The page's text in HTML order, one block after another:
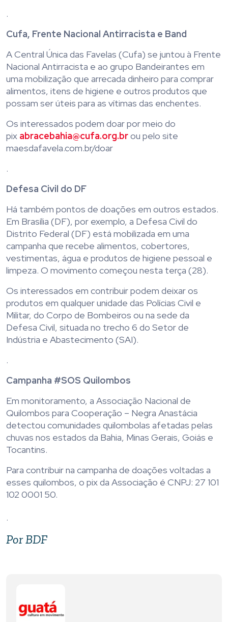
.
Cufa, Frente Nacional Antirracista e Band
A Central Única das Favelas (Cufa) se juntou à Frente
Nacional Antirracista e ao grupo Bandeirantes em
uma mobilização que arrecada dinheiro para comprar
alimentos, itens de higiene e outros produtos que
possam ser úteis para as vítimas das enchentes.
Os interessados podem doar por meio do
pix abracebahia@cufa.org.brou pelo site
maesdafavela.com.br/doar
.
Defesa Civil do DF
Há também pontos de doações em outros estados.
Em Brasília (DF), por exemplo, a Defesa Civil do
Distrito Federal (DF) está mobilizada em uma
campanha que recebe alimentos, cobertores,
vestimentas, água e produtos de higiene pessoal e
limpeza. O movimento começou nesta terça (28).
Os interessados em contribuir podem deixar os
produtos em qualquer unidade das Polícias Civil e
Militar, do Corpo de Bombeiros ou na sede da
Defesa Civil, situada no trecho 6 do Setor de
Indústria e Abastecimento (SAI).
.
Campanha #SOS Quilombos
Em monitoramento, a Associação Nacional de
Quilombos para Cooperação – Negra Anastácia
detectou comunidades quilombolas afetadas pelas
chuvas nos estados da Bahia, Minas Gerais, Goiás e
Tocantins.
Para contribuir na campanha de doações voltadas a
esses quilombos, o pix da Associação é CNPJ: 27 101
102 0001 50.
.
Por BDF